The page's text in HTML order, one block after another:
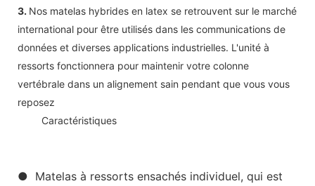
3. Nos matelas hybrides en latex se retrouvent sur le marché
international pour être utilisés dans les communications de
données et diverses applications industrielles. L'unité à
ressorts fonctionnera pour maintenir votre colonne
vertébrale dans un alignement sain pendant que vous vous
reposez
Caractéristiques
● Matelas à ressorts ensachés individuel, qui est